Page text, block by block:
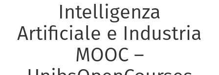
Intelligenza
Artificiale e Industria
MOOC –